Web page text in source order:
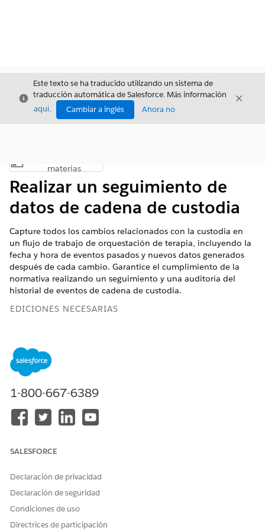
Cerrar
Este texto se ha traducido utilizando un sistema de
traducción automática de Salesforce. Más información
aquí. Cambiar a inglés Ahora no
Cerrar
Mostrar índice de materias
materias
Realizar un seguimiento de
datos de cadena de custodia
Capture todos los cambios relacionados con la custodia en
un flujo de trabajo de orquestación de terapia, incluyendo la
fecha y hora de eventos pasados y nuevos datos generados
después de cada cambio. Garantice el cumplimiento de la
normativa realizando un seguimiento y una auditoría del
historial de eventos de cadena de custodia.
EDICIONES NECESARIAS
Disponible en:
Health Cloud o Life Sciences Cloud
PERMISOS DE USUARIO NECESARIOS
Para configurar y gestionar
Cadena de custodia:
Para crear tipos de informes
1-800-667-6389
SALESFORCE
Declaración de privacidad
Declaración de seguridad
Condiciones de uso
Directrices de participación